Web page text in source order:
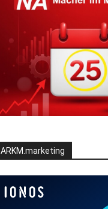
ARKM.marketing